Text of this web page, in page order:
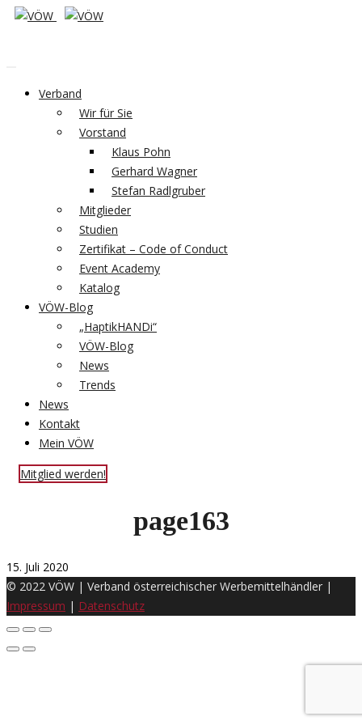
Verband
Wir für Sie
Vorstand
Klaus Pohn
Gerhard Wagner
Stefan Radlgruber
Mitglieder
Studien
Zertifikat – Code of Conduct
Event Academy
Katalog
VÖW-Blog
„HaptikHANDi“
VÖW-Blog
News
Trends
News
Kontakt
Mein VÖW
Mitglied werden!
page163
15. Juli 2020
© 2022 VÖW | Verband österreichischer Werbemittelhändler |
Impressum | Datenschutz